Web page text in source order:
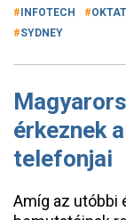
INFOTECH
SYDNEY
érkeznek
telefonjai
Amíg az utóbbi